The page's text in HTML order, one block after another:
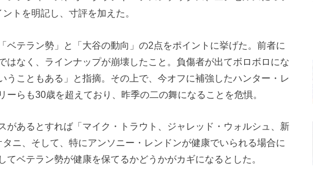
トを明記し、寸評を加えた。
ベテラン勢」と「大谷の動向」の2点をポイントに挙げた。前者に
はなく、ラインナップが崩壊したこと。負傷者が出てボロボロにな
うこともある」と指摘。その上で、今オフに補強したハンター・レ
ーらも30歳を超えており、昨季の二の舞になることを危惧。
があるとすれば「マイク・トラウト、ジャレッド・ウォルシュ、新
ニ、そして、特にアンソニー・レンドンが健康でいられる場合に
てベテラン勢が健康を保てるかどうかがカギになるとした。